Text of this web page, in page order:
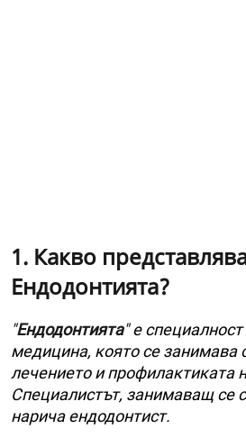
1. Какво
Ендодонтията?
"Ендодонтията" е
медицина, която се занимава
лечението и профилактиката
Специалистът, занимаващ се
нарича ендодонтист.